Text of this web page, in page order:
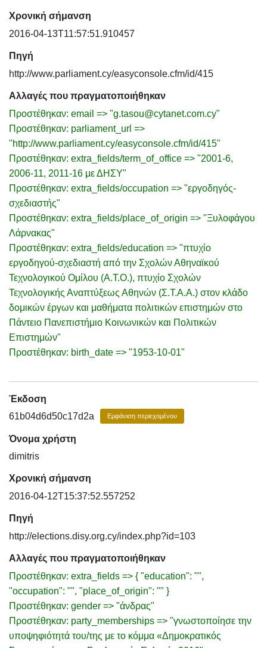
Χρονική σήμανση
2016-04-13T11:57:51.910457
Πηγή
http://www.parliament.cy/easyconsole.cfm/id/415
Αλλαγές που πραγματοποιήθηκαν
Προστέθηκαν: email => "g.tasou@cytanet.com.cy"
Προστέθηκαν: parliament_url =>
"http://www.parliament.cy/easyconsole.cfm/id/415"
Προστέθηκαν: extra_fields/term_of_office => "2001-6,
2006-11, 2011-16 με ΔΗΣΥ"
Προστέθηκαν: extra_fields/occupation => "εργοδηγός-
σχεδιαστής"
Προστέθηκαν: extra_fields/place_of_origin => "Ξυλοφάγου
Λάρνακας"
Προστέθηκαν: extra_fields/education => "πτυχίο
εργοδηγού-σχεδιαστή από την Σχολών Αθηναϊκού
Τεχνολογικού Ομίλου (Α.Τ.Ο.), πτυχίο Σχολών
Τεχνολογικής Αναπτύξεως Αθηνών (Σ.Τ.Α.Α.) στον κλάδο
δομικών έργων και μαθήματα πολιτικών επιστημών στο
Πάντειο Πανεπιστήμιο Κοινωνικών και Πολιτικών
Επιστημών"
Προστέθηκαν: birth_date => "1953-10-01"
Έκδοση
61b04d6d50c17d2a
Εμφάνιση περιεχομένου
Όνομα χρήστη
dimitris
Χρονική σήμανση
2016-04-12T15:37:52.557252
Πηγή
http://elections.disy.org.cy/index.php?id=103
Αλλαγές που πραγματοποιήθηκαν
Προστέθηκαν: extra_fields => { "education": "",
"occupation": "", "place_of_origin": "" }
Προστέθηκαν: gender => "άνδρας"
Προστέθηκαν: party_memberships => "γνωστοποίησε την
υποψηφιότητά του/της με το κόμμα «Δημοκρατικός